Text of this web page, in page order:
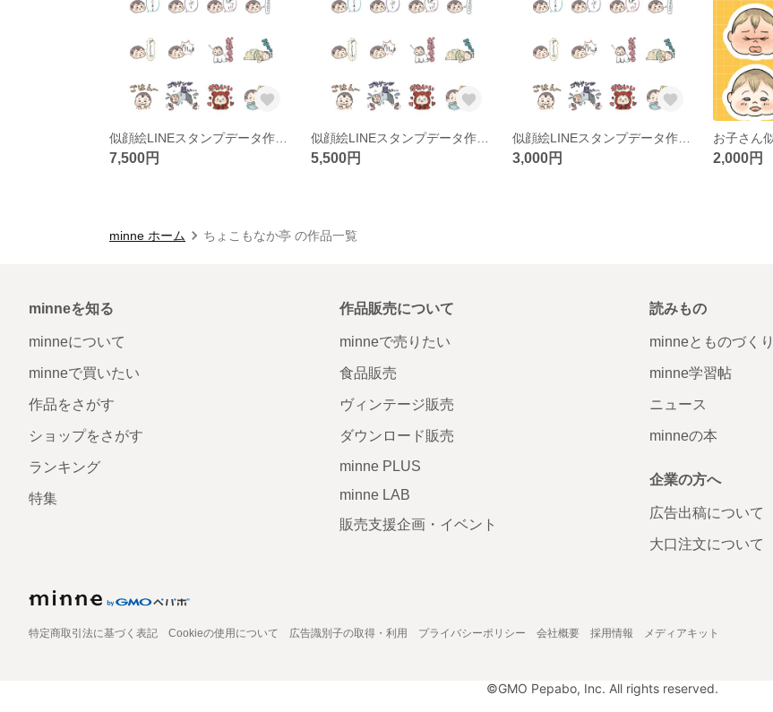
7,500円
似顔絵LINEスタンプデータ作成(中)
5,500円
似顔絵LINEスタンプデータ作成(小)
3,000円
お子さん
2,000円
minne ホーム ちょこもなか亭 の作品一覧
minneを知る
minneについて
minneで買いたい
作品をさがす
ショップをさがす
ランキング
特集
作品販売について
minneで売りたい
食品販売
ヴィンテージ販売
ダウンロード販売
minne PLUS
minne LAB
販売支援企画・イベント
読みもの
minneとものづく
minne学習帖
ニュース
minneの本
企業の方へ
広告出稿について
大口注文について
特定商取引法に基づく表記 Cookieの使用について 広告識別子の取得・利用 プライバシーポリシー 会社概要 採用情報 メディアキット
©GMO Pepabo, Inc. All rights reserved.